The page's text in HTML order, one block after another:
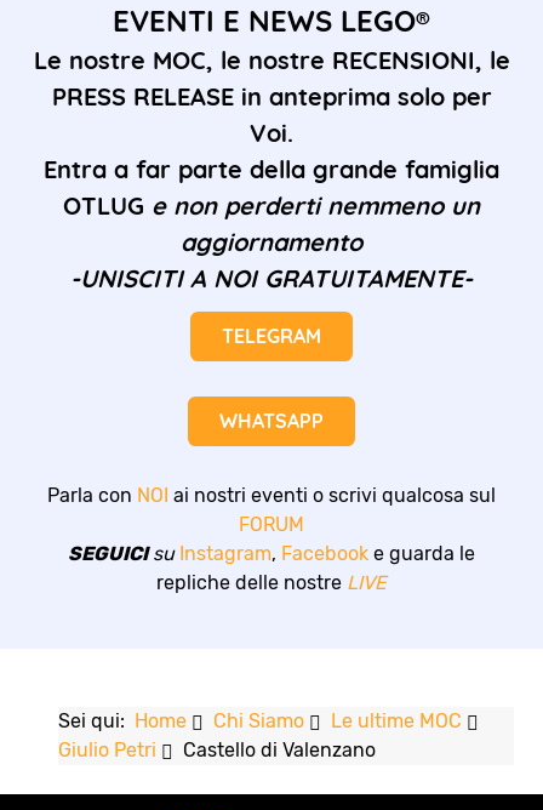
EVENTI E NEWS LEGO®
Le nostre MOC, le nostre RECENSIONI, le
PRESS RELEASE in anteprima solo per
Voi.
Entra a far parte della grande famiglia
OTLUG e non perderti nemmeno un
aggiornamento
-UNISCITI A NOI GRATUITAMENTE-
TELEGRAM
WHATSAPP
Parla con NOI ai nostri eventi o scrivi qualcosa sul
FORUM
SEGUICIsu Instagram, Facebook e guarda le
repliche delle nostre LIVE
Sei qui: Home Chi Siamo
Le ultime MOC
Giulio Petri
Castello di Valenzano